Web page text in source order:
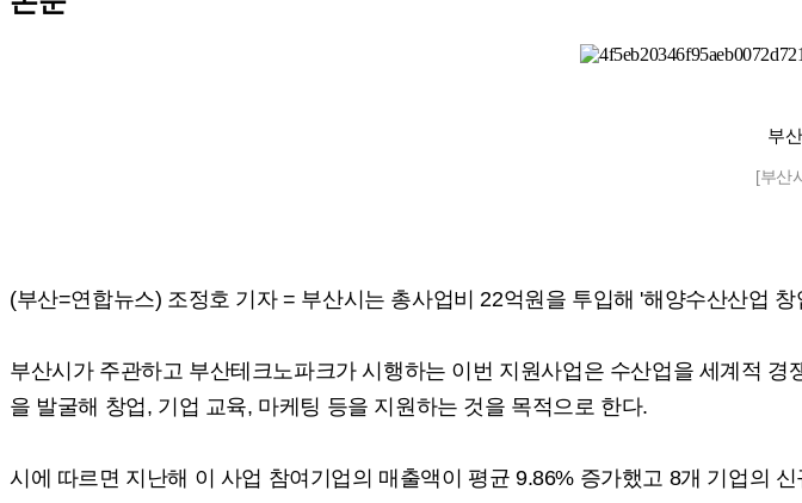
부
[부산
(부산=연합뉴스) 조정호 기자 = 부산시는 총사업비 22억원을 투입해 '해양수산산업
부산시가 주관하고 부산테크노파크가 시행하는 이번 지원사업은 수산업을 세계적
을 발굴해 창업, 기업 교육, 마케팅 등을 지원하는 것을 목적으로 한다.
시에 따르면 지난해 이 사업 참여기업의 매출액이 평균 9.86% 증가했고 8개 기업의